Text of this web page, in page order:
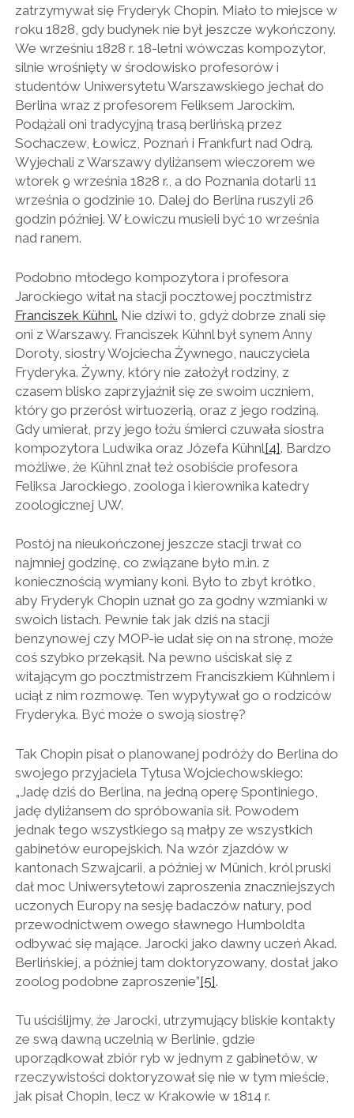
zatrzymywał się Fryderyk Chopin. Miało to miejsce w
roku 1828, gdy budynek nie był jeszcze wykończony.
We wrześniu 1828 r. 18-letni wówczas kompozytor,
silnie wrośnięty w środowisko profesorów i
studentów Uniwersytetu Warszawskiego jechał do
Berlina wraz z profesorem Feliksem Jarockim.
Podążali oni tradycyjną trasą berlińską przez
Sochaczew, Łowicz, Poznań i Frankfurt nad Odrą.
Wyjechali z Warszawy dyliżansem wieczorem we
wtorek 9 września 1828 r., a do Poznania dotarli 11
września o godzinie 10. Dalej do Berlina ruszyli 26
godzin później. W Łowiczu musieli być 10 września
nad ranem.
Podobno młodego kompozytora i profesora
Jarockiego witał na stacji pocztowej pocztmistrz
Franciszek Kühnl. Nie dziwi to, gdyż dobrze znali się
oni z Warszawy. Franciszek Kühnl był synem Anny
Doroty, siostry Wojciecha Żywnego, nauczyciela
Fryderyka. Żywny, który nie założył rodziny, z
czasem blisko zaprzyjaźnił się ze swoim uczniem,
który go przerósł wirtuozerią, oraz z jego rodziną.
Gdy umierał, przy jego łożu śmierci czuwała siostra
kompozytora Ludwika oraz Józefa Kühnl[4]. Bardzo
możliwe, że Kühnl znał też osobiście profesora
Feliksa Jarockiego, zoologa i kierownika katedry
zoologicznej UW.
Postój na nieukończonej jeszcze stacji trwał co
najmniej godzinę, co związane było m.in. z
koniecznością wymiany koni. Było to zbyt krótko,
aby Fryderyk Chopin uznał go za godny wzmianki w
swoich listach. Pewnie tak jak dziś na stacji
benzynowej czy MOP-ie udał się on na stronę, może
coś szybko przekąsił. Na pewno uściskał się z
witającym go pocztmistrzem Franciszkiem Kühnlem i
uciął z nim rozmowę. Ten wypytywał go o rodziców
Fryderyka. Być może o swoją siostrę?
Tak Chopin pisał o planowanej podróży do Berlina do
swojego przyjaciela Tytusa Wojciechowskiego:
„Jadę dziś do Berlina, na jedną operę Spontiniego,
jadę dyliżansem do spróbowania sił. Powodem
jednak tego wszystkiego są małpy ze wszystkich
gabinetów europejskich. Na wzór zjazdów w
kantonach Szwajcarii, a później w Münich, król pruski
dał moc Uniwersytetowi zaproszenia znaczniejszych
uczonych Europy na sesję badaczów natury, pod
przewodnictwem owego sławnego Humboldta
odbywać się mające. Jarocki jako dawny uczeń Akad.
Berlińskiej, a później tam doktoryzowany, dostał jako
zoolog podobne zaproszenie”[5].
Tu uściślijmy, że Jarocki, utrzymujący bliskie kontakty
ze swą dawną uczelnią w Berlinie, gdzie
uporządkował zbiór ryb w jednym z gabinetów, w
rzeczywistości doktoryzował się nie w tym mieście,
jak pisał Chopin, lecz w Krakowie w 1814 r.